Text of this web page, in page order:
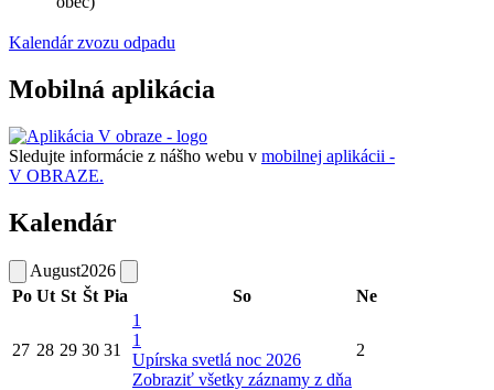
Kalendár zvozu odpadu
Mobilná aplikácia
Sledujte informácie z nášho webu v mobilnej aplikácii -
V OBRAZE.
Kalendár
August2026
Po Ut St Št Pia So Ne
27 28 29 30 31
1
1
Upírska svetlá noc 2026
Zobraziť všetky záznamy z dňa
2